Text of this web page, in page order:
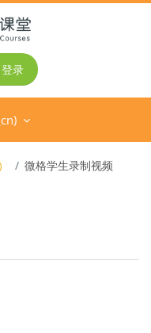
登录
微格学生录制视频